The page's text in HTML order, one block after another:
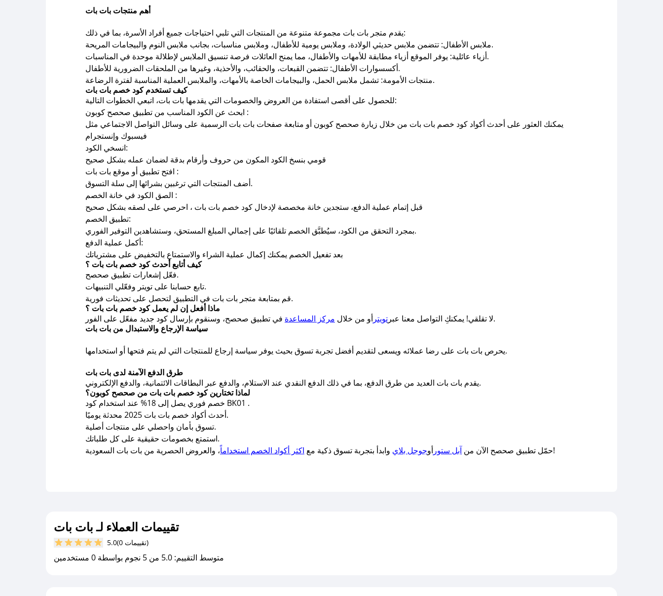
أهم منتجات بات بات
يقدم متجر بات بات مجموعة متنوعة من المنتجات التي تلبي احتياجات جميع أفراد الأسرة، بما في ذلك:
ملابس الأطفال: تتضمن ملابس حديثي الولادة، وملابس يومية للأطفال، وملابس مناسبات، بجانب ملابس النوم والبيجامات المريحة.
أزياء عائلية: يوفر الموقع أزياء مطابقة للأمهات والأطفال، مما يمنح العائلات فرصة تنسيق الملابس لإطلالة موحدة في المناسبات.
أكسسوارات الأطفال: تتضمن القبعات، والحقائب، والأحذية، وغيرها من الملحقات الضرورية للأطفال.
منتجات الأمومة: تشمل ملابس الحمل، والبيجامات الخاصة بالأمهات، والملابس العملية المناسبة لفترة الرضاعة.
كيف تستخدم كود خصم بات بات
للحصول على أقصى استفادة من العروض والخصومات التي يقدمها بات بات، اتبعي الخطوات التالية:
ابحث عن الكود المناسب من تطبيق صحصح كوبون :
يمكنك العثور على أحدث أكواد كود خصم بات بات من خلال زيارة صحصح كوبون أو متابعة صفحات بات بات الرسمية على وسائل التواصل الاجتماعي مثل
انسخي الكود:
قومي بنسخ الكود المكون من حروف وأرقام بدقة لضمان عمله بشكل صحيح
افتح تطبيق أو موقع بات بات :
أضف المنتجات التي ترغبين بشرائها إلى سلة التسوق.
الصق الكود في خانة الخصم :
قبل إتمام عملية الدفع، ستجدين خانة مخصصة لإدخال كود خصم بات بات ، احرصي على لصقه بشكل صحيح
تطبيق الخصم:
بمجرد التحقق من الكود، سيُطبَّق الخصم تلقائيًا على إجمالي المبلغ المستحق، وستشاهدين التوفير الفوري.
أكمل عملية الدفع:
بعد تفعيل الخصم يمكنك إكمال عملية الشراء والاستمتاع بالتخفيض على مشترياتك
كيف أتابع أحدث كود خصم بات بات ؟
فعّل إشعارات تطبيق صحصح.
تابع حسابنا على تويتر وفعّلي التنبيهات.
قم بمتابعة متجر بات بات في التطبيق لتحصل على تحديثات فورية.
ماذا أفعل إن لم يعمل كود خصم بات بات ؟
لا تقلقي! يمكنكِ التواصل معنا عبر تويتر أو من خلال مركز المساعدة
في تطبيق صحصح، وسنقوم بإرسال كود جديد مفعّل على الفور.
يحرص بات بات على رضا عملائه ويسعى لتقديم أفضل تجربة تسوق بحيث يوفر سياسة إرجاع للمنتجات التي لم يتم فتحها أو استخدامها.
يقدم بات بات العديد من طرق الدفع، بما في ذلك الدفع النقدي عند الاستلام، والدفع عبر البطاقات الائتمانية، والدفع الإلكتروني.
لماذا تختارين كود خصم بات بات من صحصح كوبون؟
خصم فوري يصل إلى 18% عند استخدام كود BK01 .
أحدث أكواد خصم بات بات 2025 محدثة يوميًا.
تسوق بأمان واحصلي على منتجات أصلية.
استمتع بخصومات حقيقية على كل طلباتك.
حمّل تطبيق صحصح الآن من آبل ستور أوجوجل بلاي وابدأ بتجربة تسوق ذكية مع اكثر أكواد الخصم استخداماً ، والعروض الحصرية من بات بات السعودية!
تقييمات العملاء لـ بات بات
5.0 (0 تقييمات)
متوسط التقييم: 5.0 من 5 نجوم بواسطة 0 مستخدمين